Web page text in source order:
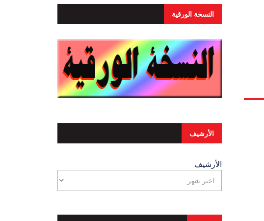
النسخة الورقية
الأرشيف
الأرشيف